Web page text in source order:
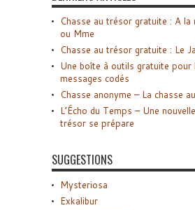
Chasse au trésor gratuite : A la
ou Mme
Chasse au trésor gratuite : Le
Une boîte à outils gratuite pour
messages codés
Chasse anonyme – La chasse
L’Écho du Temps – Une
trésor se prépare
SUGGESTIONS
Mysteriosa
Exkalibur